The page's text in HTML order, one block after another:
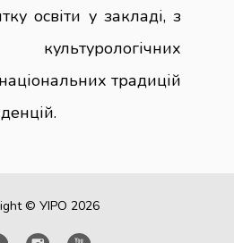
освіти у закладі, з
культурологічних
традицій
© УІРО 2026